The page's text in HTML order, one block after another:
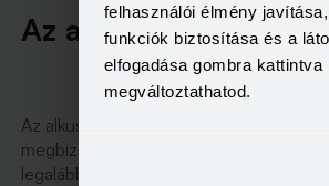
felhasználói élmény
funkciók biztosítása és a
elfogadása gombra
megváltoztathatod.
Az alkuszok sem
Az alkuszoknak címzett körlevelében
megbízással rendelkező ügyfelek
legalább 2 hónappal – vizsgálják felül,